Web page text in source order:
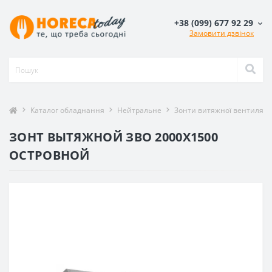
+38 (099) 677 92 29
Замовити дзвінок
Каталог обладнання Нейтральне Зонти витяжної вентиляції
ЗОНТ ВЫТЯЖНОЙ ЗВО 2000X1500
ОСТРОВНОЙ